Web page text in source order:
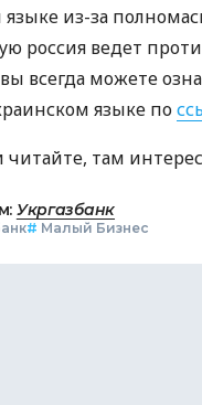
языке из-за
россия ведет
всегда можете
языке по
там
Укргазбанк
# Малый Бизнес